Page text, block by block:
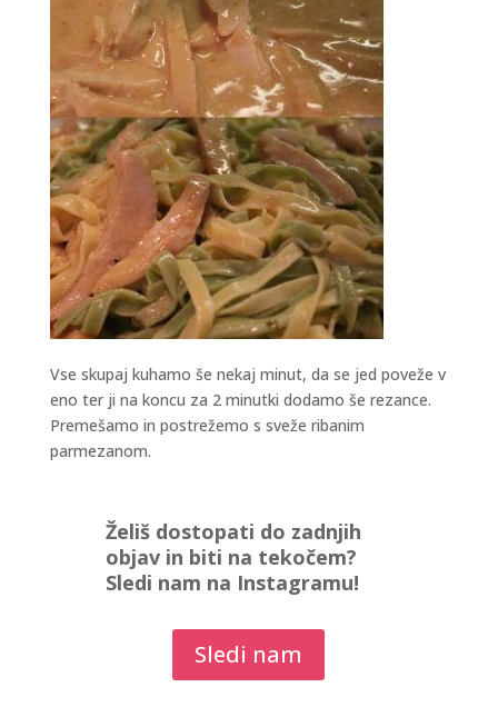
Vse skupaj kuhamo še nekaj minut, da se jed poveže v
eno ter ji na koncu za 2 minutki dodamo še rezance.
Premešamo in postrežemo s sveže ribanim
parmezanom.
Želiš dostopati do zadnjih
objav in biti na tekočem?
Sledi nam na Instagramu!
Sledi nam